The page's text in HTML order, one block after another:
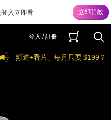
入立即看
登入 / 註冊
「頻道+看片」每月只要 $199？